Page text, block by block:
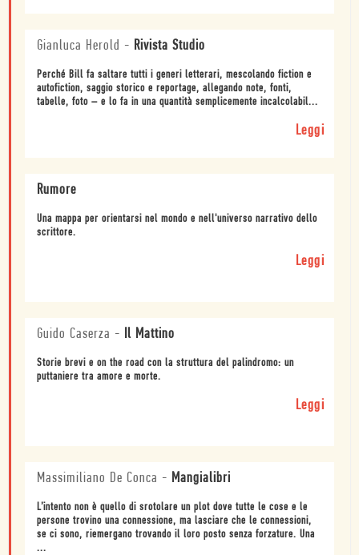
Gianluca Herold - Rivista Studio
Perché Bill fa saltare tutti i generi letterari, mescolando fiction e
autofiction, saggio storico e reportage, allegando note, fonti,
tabelle, foto – e lo fa in una quantità semplicemente incalcolabil...
Leggi
Rumore
Una mappa per orientarsi nel mondo e nell'universo narrativo dello
scrittore.
Leggi
Guido Caserza - Il Mattino
Storie brevi e on the road con la struttura del palindromo: un
puttaniere tra amore e morte.
Leggi
Massimiliano De Conca - Mangialibri
L’intento non è quello di srotolare un plot dove tutte le cose e le
persone trovino una connessione, ma lasciare che le connessioni,
se ci sono, riemergano trovando il loro posto senza forzature. Una
...